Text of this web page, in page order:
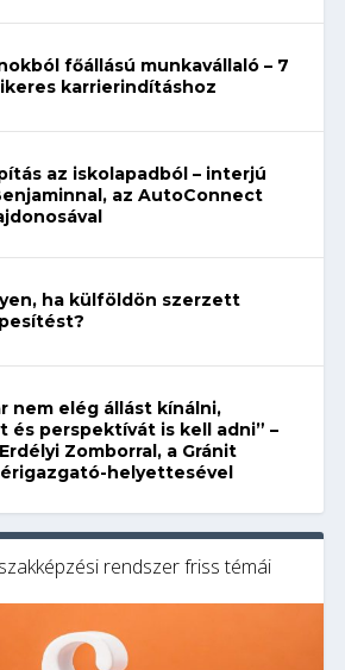
főállású munkavállaló – 7
karrierindításhoz
az iskolapadból – interjú
az AutoConnect
ha külföldön szerzett
nem elég állást kínálni,
és perspektívát is kell adni” –
Zomborral, a Gránit
helyettesével
rendszer friss témái